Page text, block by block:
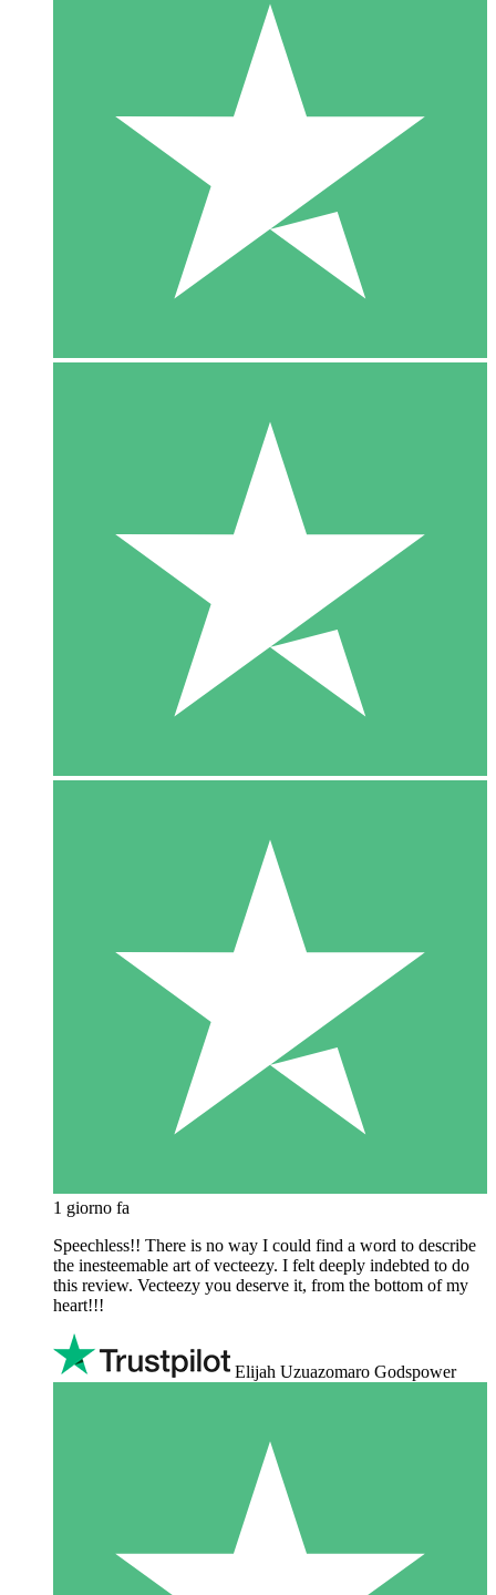
1 giorno fa
Speechless!! There is no way I could find a word to describe
the inesteemable art of vecteezy. I felt deeply indebted to do
this review. Vecteezy you deserve it, from the bottom of my
heart!!!
Elijah Uzuazomaro Godspower